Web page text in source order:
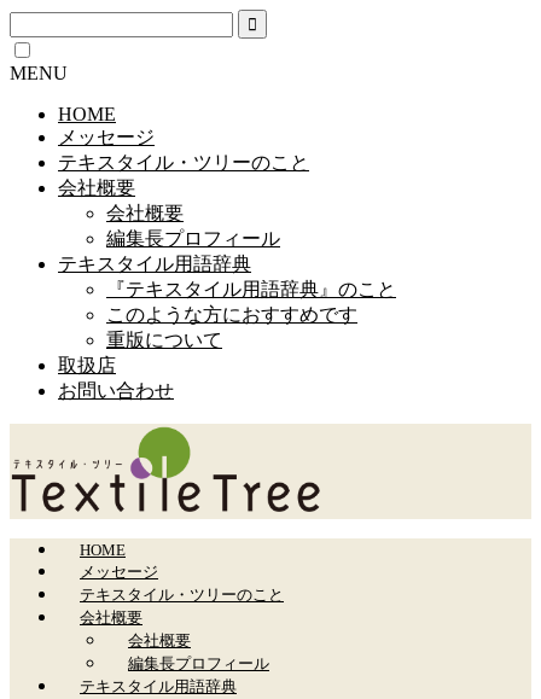
MENU
HOME
メッセージ
テキスタイル・ツリーのこと
会社概要
会社概要
編集長プロフィール
テキスタイル用語辞典
『テキスタイル用語辞典』のこと
このような方におすすめです
重版について
取扱店
お問い合わせ
HOME
メッセージ
テキスタイル・ツリーのこと
会社概要
会社概要
編集長プロフィール
テキスタイル用語辞典